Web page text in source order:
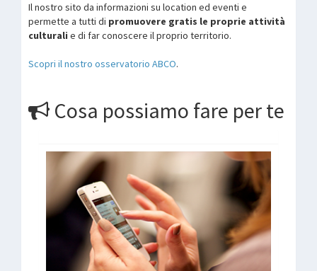
Il nostro sito da informazioni su location ed eventi e
permette a tutti di promuovere gratis le proprie attività
culturali e di far conoscere il proprio territorio.
Scopri il nostro osservatorio ABCO.
Cosa possiamo fare per te